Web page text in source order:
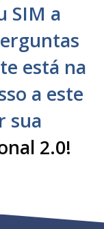
SIM a
está na
a este
sua
2.0!